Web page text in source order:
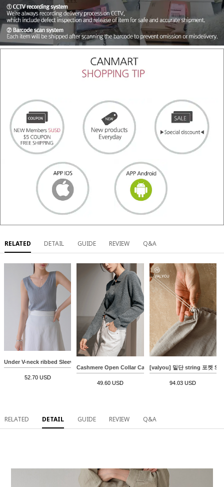
RELATED DETAIL GUIDE REVIEW Q&A
Under V-neck ribbed Sleeveless shirts
52.70 USD
Cashmere Open Collar Cardigan Knitwear
49.60 USD
[valyou] 밑단 string 포켓
94.03 USD
RELATED DETAIL GUIDE REVIEW Q&A